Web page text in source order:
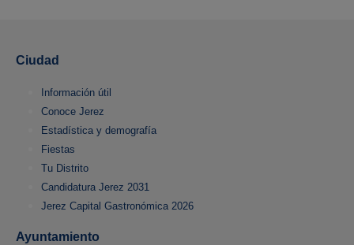
Ciudad
Información útil
Conoce Jerez
Estadística y demografía
Fiestas
Tu Distrito
Candidatura Jerez 2031
Jerez Capital Gastronómica 2026
Ayuntamiento